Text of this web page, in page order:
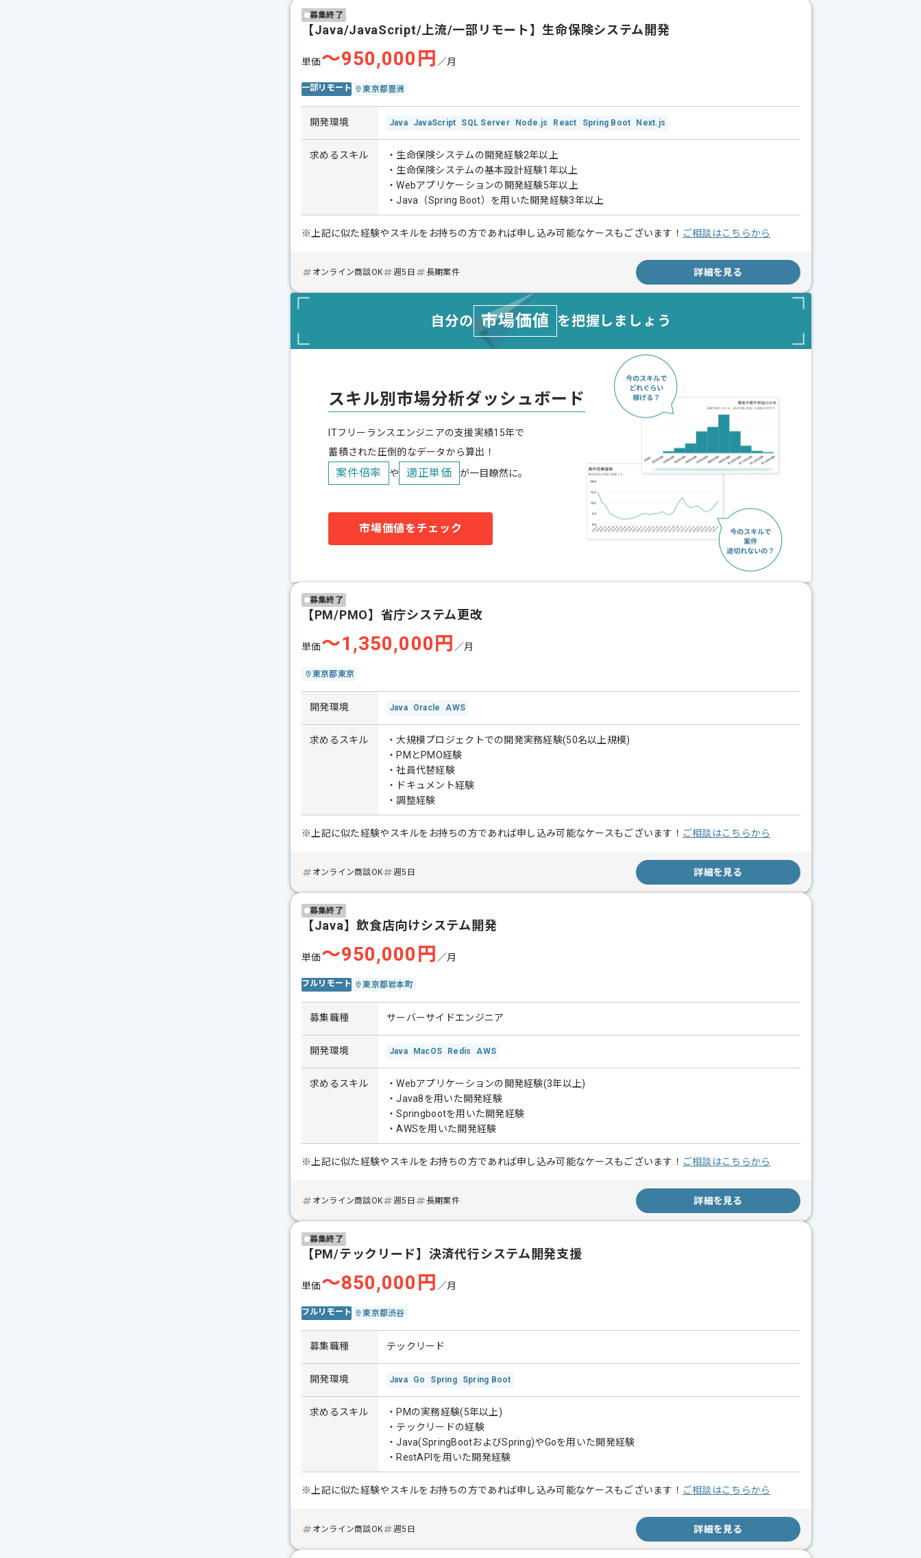
募集終了
【Java/JavaScript/上流/一部リモート】生命保険システム開発
単価〜950,000円 ／月
一部リモート 東京都豊洲
開発環境 Java JavaScript SQL Server Node.js React Spring Boot Next.js
求めるスキル
・生命保険システムの開発経験2年以上
・生命保険システムの基本設計経験1年以上
・Webアプリケーションの開発経験5年以上
・Java（Spring Boot）を用いた開発経験3年以上
※上記に似た経験やスキルをお持ちの方であれば申し込み可能なケースもございます！ ご相談はこちらから
オンライン商談OK 週5日 長期案件 詳細を見る
自分の 市場価値 を把握しましょう
スキル別市場分析ダッシュボード
ITフリーランスエンジニアの支援実績15年で
蓄積された圧倒的なデータから算出！
案件倍率 や 適正単価 が一目瞭然に。
市場価値をチェック
募集終了
【PM/PMO】省庁システム更改
単価〜1,350,000円 ／月
東京都東京
開発環境 Java Oracle AWS
求めるスキル
・大規模プロジェクトでの開発実務経験(50名以上規模)
・PMとPMO経験
・社員代替経験
・ドキュメント経験
・調整経験
※上記に似た経験やスキルをお持ちの方であれば申し込み可能なケースもございます！ ご相談はこちらから
オンライン商談OK 週5日 詳細を見る
募集終了
【Java】飲食店向けシステム開発
単価〜950,000円 ／月
フルリモート 東京都岩本町
募集職種 サーバーサイドエンジニア
開発環境 Java MacOS Redis AWS
求めるスキル
・Webアプリケーションの開発経験(3年以上)
・Java8を用いた開発経験
・Springbootを用いた開発経験
・AWSを用いた開発経験
※上記に似た経験やスキルをお持ちの方であれば申し込み可能なケースもございます！ ご相談はこちらから
オンライン商談OK 週5日 長期案件 詳細を見る
募集終了
【PM/テックリード】決済代行システム開発支援
単価〜850,000円 ／月
フルリモート 東京都渋谷
募集職種 テックリード
開発環境 Java Go Spring Spring Boot
求めるスキル
・PMの実務経験(5年以上)
・テックリードの経験
・Java(SpringBootおよびSpring)やGoを用いた開発経験
・RestAPIを用いた開発経験
※上記に似た経験やスキルをお持ちの方であれば申し込み可能なケースもございます！ ご相談はこちらから
オンライン商談OK 週5日 詳細を見る